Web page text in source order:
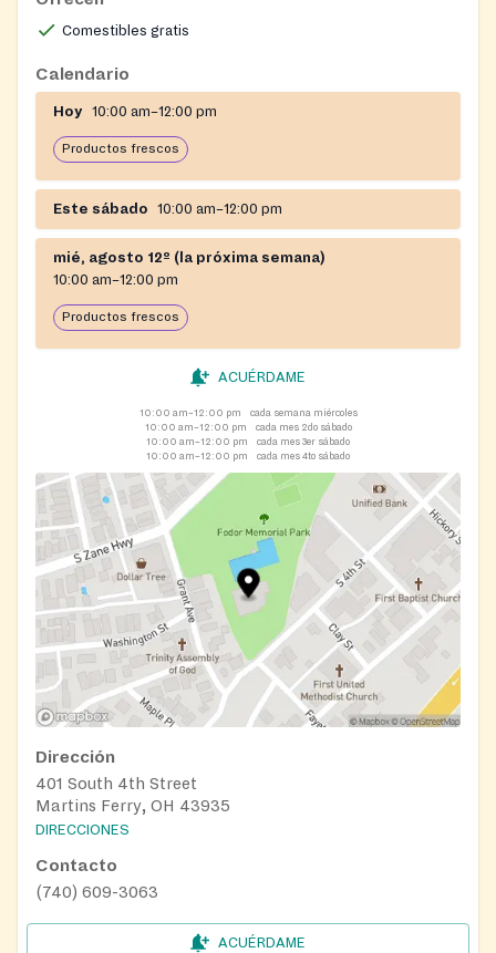
Comestibles gratis
Calendario
Hoy 10:00 am–12:00 pm
Productos frescos
Este sábado 10:00 am–12:00 pm
mié, agosto 12º (la próxima semana)
10:00 am–12:00 pm
Productos frescos
ACUÉRDAME
10:00 am–12:00 pm
cada semana miércoles
10:00 am–12:00 pm
cada mes 2do sábado
10:00 am–12:00 pm
cada mes 3er sábado
10:00 am–12:00 pm
cada mes 4to sábado
Dirección
401 South 4th Street
Martins Ferry, OH 43935
DIRECCIONES
Contacto
(740) 609-3063
ACUÉRDAME